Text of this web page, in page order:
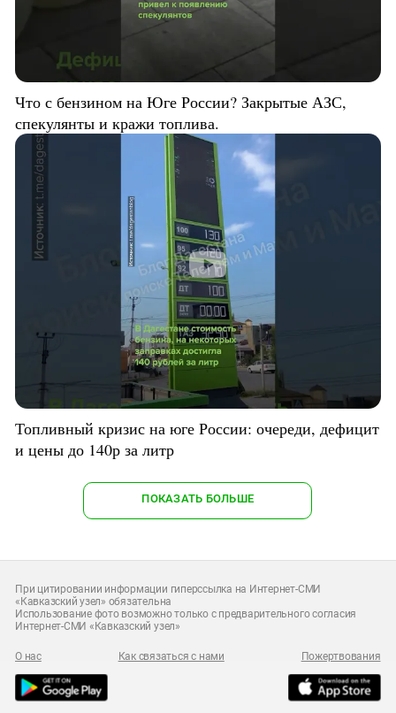
Что с бензином на Юге России? Закрытые АЗС,
спекулянты и кражи топлива.
Топливный кризис на юге России: очереди, дефицит
и цены до 140р за литр
ПОКАЗАТЬ БОЛЬШЕ
При цитировании информации гиперссылка на Интернет-СМИ
«Кавказский узел» обязательна
Использование фото возможно только с предварительного согласия
Интернет-СМИ «Кавказский узел»
О нас Как связаться с нами Пожертвования